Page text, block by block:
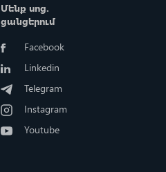
Մենք սոց.
ցանցերում
Facebook
Linkedin
Telegram
Instagram
Youtube